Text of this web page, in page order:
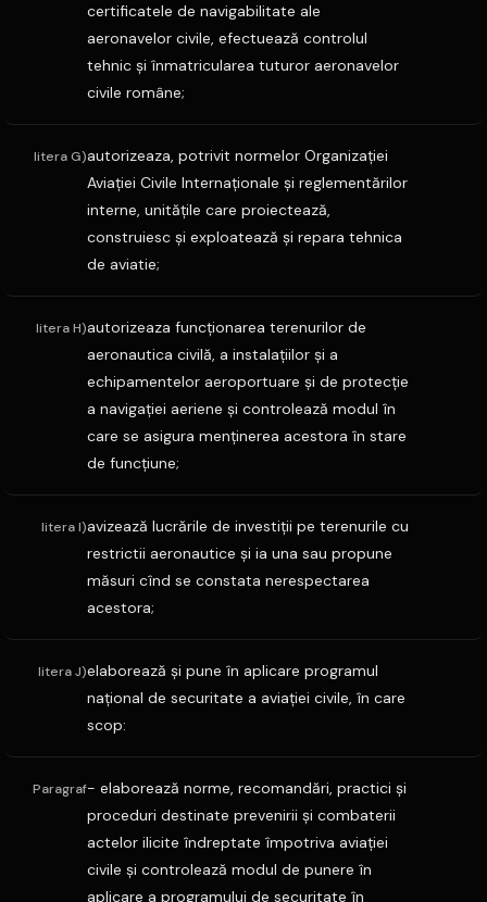
certificatele de navigabilitate ale
aeronavelor civile, efectuează controlul
tehnic şi înmatricularea tuturor aeronavelor
civile române;
litera G)autorizeaza, potrivit normelor Organizaţiei
Aviaţiei Civile Internaţionale şi reglementărilor
interne, unităţile care proiectează,
construiesc şi exploatează şi repara tehnica
de aviatie;
litera H)autorizeaza funcţionarea terenurilor de
aeronautica civilă, a instalaţiilor şi a
echipamentelor aeroportuare şi de protecţie
a navigaţiei aeriene şi controlează modul în
care se asigura menţinerea acestora în stare
de funcţiune;
litera I)avizează lucrările de investiţii pe terenurile cu
restrictii aeronautice şi ia una sau propune
măsuri cînd se constata nerespectarea
acestora;
litera J)elaborează şi pune în aplicare programul
naţional de securitate a aviaţiei civile, în care
scop:
Paragraf- elaborează norme, recomandări, practici şi
proceduri destinate prevenirii şi combaterii
actelor ilicite îndreptate împotriva aviaţiei
civile şi controlează modul de punere în
aplicare a programului de securitate în